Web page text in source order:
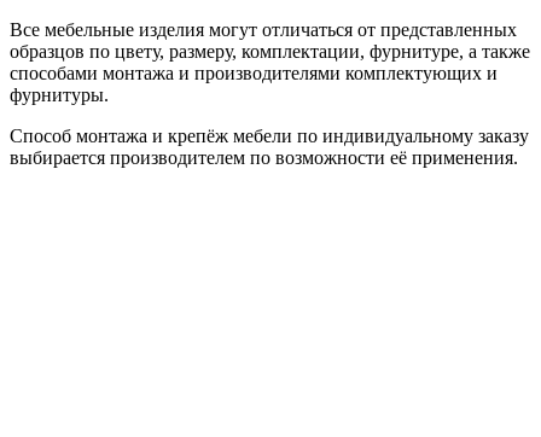
Все мебельные изделия могут отличаться от представленных
образцов по цвету, размеру, комплектации, фурнитуре, а также
способами монтажа и производителями комплектующих и
фурнитуры.
Способ монтажа и крепёж мебели по индивидуальному заказу
выбирается производителем по возможности её применения.